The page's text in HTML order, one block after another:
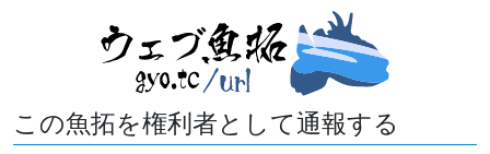
この魚拓を権利者として通報する